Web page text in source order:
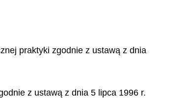
praktyki zgodnie z ustawą z dnia
z ustawą z dnia 5 lipca 1996 r.